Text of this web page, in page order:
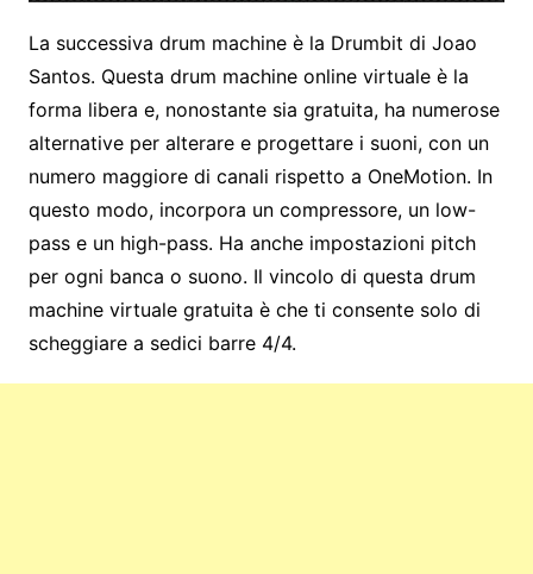
La successiva drum machine è la Drumbit di Joao
Santos. Questa drum machine online virtuale è la
forma libera e, nonostante sia gratuita, ha numerose
alternative per alterare e progettare i suoni, con un
numero maggiore di canali rispetto a OneMotion. In
questo modo, incorpora un compressore, un low-
pass e un high-pass. Ha anche impostazioni pitch
per ogni banca o suono. Il vincolo di questa drum
machine virtuale gratuita è che ti consente solo di
scheggiare a sedici barre 4/4.